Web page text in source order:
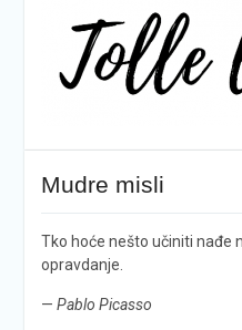
Mudre misli
Tko hoće nešto učiniti nađe
opravdanje.
— Pablo Picasso